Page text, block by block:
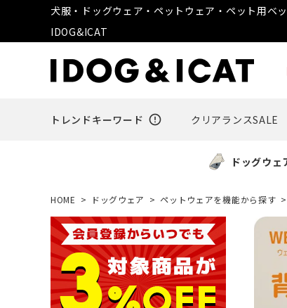
犬服・ドッグウェア・ペットウェア・ペット用ベ
IDOG&ICAT
トレンドキーワード error_outline クリアランスSALE
ドッグウェ
HOME ドッグウェア ペットウェアを機能から探す